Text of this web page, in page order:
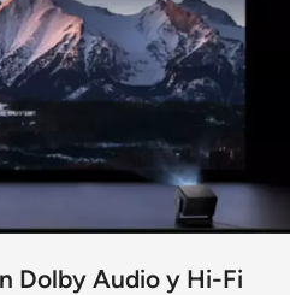
Dolby Audio y Hi-Fi